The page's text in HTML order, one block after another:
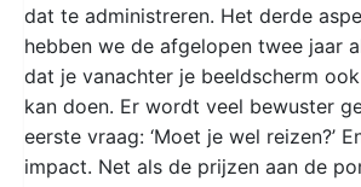
dat te administreren. Het derde
hebben we de afgelopen twee jaar
dat je vanachter je beeldscherm
kan doen. Er wordt veel bewuster
eerste vraag: ‘Moet je wel reizen?’
impact. Net als de prijzen aan de